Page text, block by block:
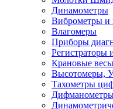
Динамометры
Виброметры и
Влагомеры
Приборы
Регистраторы
Крановые весы
Высотомеры,
Тахометры